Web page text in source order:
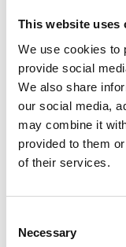
This website uses
We use cookies to
provide social
We also share
our social media,
may combine it
provided to them
of their services.
Selection
Necessary